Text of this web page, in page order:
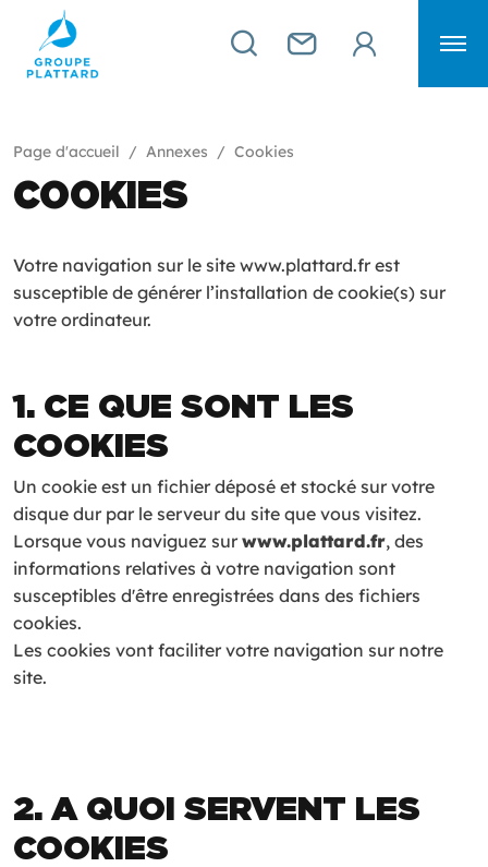
Page d'accueil Annexes Cookies
COOKIES
Votre navigation sur le site www.plattard.fr est
susceptible de générer l’installation de cookie(s) sur
votre ordinateur.
1. CE QUE SONT LES
COOKIES
Un cookie est un fichier déposé et stocké sur votre
disque dur par le serveur du site que vous visitez.
Lorsque vous naviguez sur www.plattard.fr, des
informations relatives à votre navigation sont
susceptibles d'être enregistrées dans des fichiers
cookies.
Les cookies vont faciliter votre navigation sur notre
site.
2. A QUOI SERVENT LES
COOKIES